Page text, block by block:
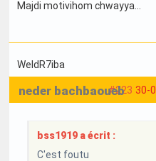
Majdi motivihom chwayya...
WeldR7iba
#223 30-
neder bachbaoueb
bss1919 a écrit :
C'est foutu